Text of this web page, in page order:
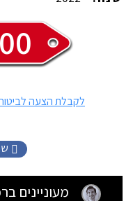
לקבלת הצעה
מעוניינים